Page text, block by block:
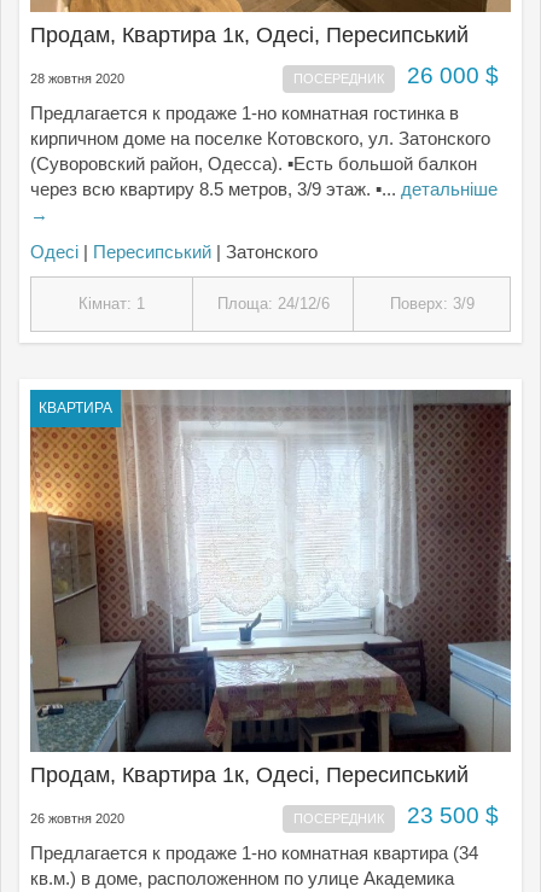
Продам, Квартира 1к, Одесі, Пересипський
28 жовтня 2020 ПОСЕРЕДНИК 26 000 $
Предлагается к продаже 1-но комнатная гостинка в
кирпичном доме на поселке Котовского, ул. Затонского
(Суворовский район, Одесса). ▪Есть большой балкон
через всю квартиру 8.5 метров, 3/9 этаж. ▪... детальніше
→
Одесі | Пересипський | Затонского
Кімнат: 1 Площа: 24/12/6 Поверх: 3/9
КВАРТИРА
Продам, Квартира 1к, Одесі, Пересипський
26 жовтня 2020 ПОСЕРЕДНИК 23 500 $
Предлагается к продаже 1-но комнатная квартира (34
кв.м.) в доме, расположенном по улице Академика